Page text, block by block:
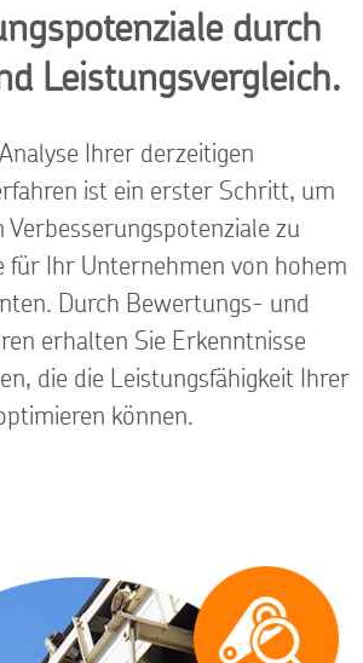
durch
Leistungsvergleich.
Ihrer derzeitigen
ist ein erster Schritt, um
zu
für Ihr Unternehmen von hohem
Durch Bewertungs- und
erhalten Sie Erkenntnisse
die die Leistungsfähigkeit Ihrer
können.